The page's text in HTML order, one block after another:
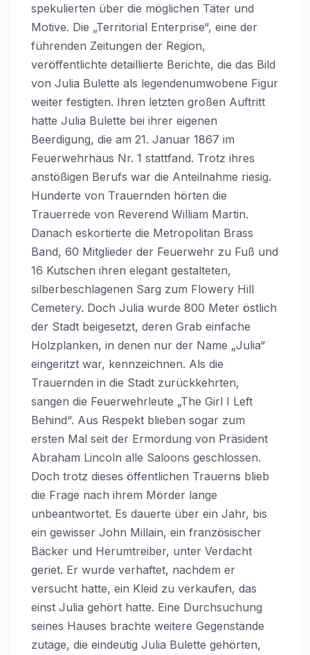
spekulierten über die möglichen Täter und
Motive. Die „Territorial Enterprise“, eine der
führenden Zeitungen der Region,
veröffentlichte detaillierte Berichte, die das Bild
von Julia Bulette als legendenumwobene Figur
weiter festigten. Ihren letzten großen Auftritt
hatte Julia Bulette bei ihrer eigenen
Beerdigung, die am 21. Januar 1867 im
Feuerwehrhaus Nr. 1 stattfand. Trotz ihres
anstößigen Berufs war die Anteilnahme riesig.
Hunderte von Trauernden hörten die
Trauerrede von Reverend William Martin.
Danach eskortierte die Metropolitan Brass
Band, 60 Mitglieder der Feuerwehr zu Fuß und
16 Kutschen ihren elegant gestalteten,
silberbeschlagenen Sarg zum Flowery Hill
Cemetery. Doch Julia wurde 800 Meter östlich
der Stadt beigesetzt, deren Grab einfache
Holzplanken, in denen nur der Name „Julia“
eingeritzt war, kennzeichnen. Als die
Trauernden in die Stadt zurückkehrten,
sangen die Feuerwehrleute „The Girl I Left
Behind“. Aus Respekt blieben sogar zum
ersten Mal seit der Ermordung von Präsident
Abraham Lincoln alle Saloons geschlossen.
Doch trotz dieses öffentlichen Trauerns blieb
die Frage nach ihrem Mörder lange
unbeantwortet. Es dauerte über ein Jahr, bis
ein gewisser John Millain, ein französischer
Bäcker und Herumtreiber, unter Verdacht
geriet. Er wurde verhaftet, nachdem er
versucht hatte, ein Kleid zu verkaufen, das
einst Julia gehört hatte. Eine Durchsuchung
seines Hauses brachte weitere Gegenstände
zutage, die eindeutig Julia Bulette gehörten,